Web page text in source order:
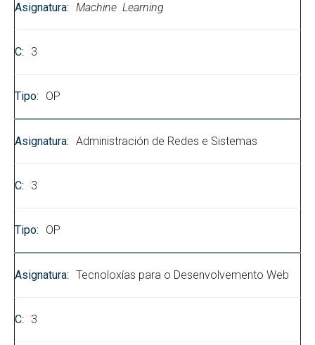
Machine Learning
3
OP
Administración de Redes e Sistemas
3
OP
Tecnoloxías para o Desenvolvemento Web
3